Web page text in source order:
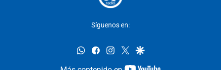
Síguenos en:
whatsappfacebookinstagram
twittergoogle